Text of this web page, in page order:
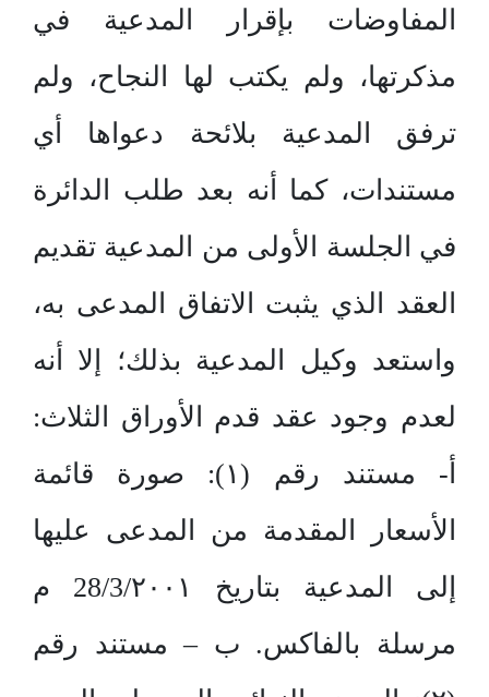
المفاوضات بإقرار المدعية في
مذكرتها، ولم يكتب لها النجاح، ولم
ترفق المدعية بلائحة دعواها أي
مستندات، كما أنه بعد طلب الدائرة
في الجلسة الأولى من المدعية تقديم
العقد الذي يثبت الاتفاق المدعى به،
واستعد وكيل المدعية بذلك؛ إلا أنه
لعدم وجود عقد قدم الأوراق الثلاث:
أ- مستند رقم (١): صورة قائمة
الأسعار المقدمة من المدعى عليها
إلى المدعية بتاريخ 28/3/٢٠٠١ م
مرسلة بالفاكس. ب – مستند رقم